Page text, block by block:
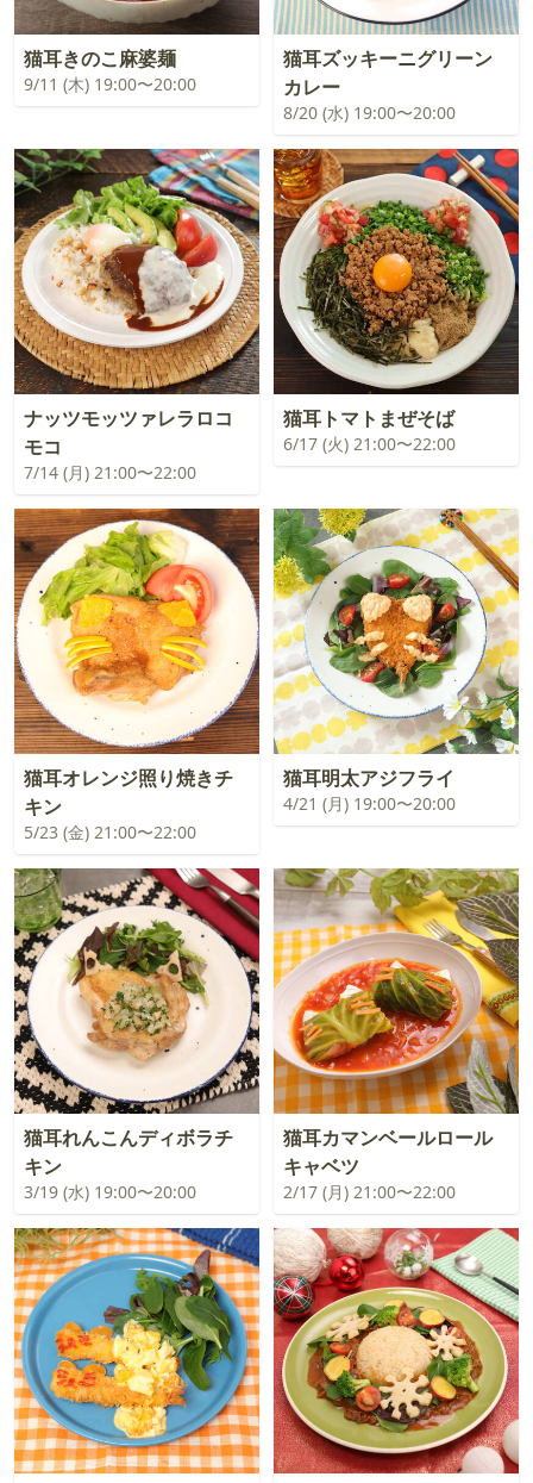
猫耳きのこ麻婆麺
9/11 (木) 19:00〜20:00
猫耳ズッキーニグリーン
カレー
8/20 (水) 19:00〜20:00
ナッツモッツァレラロコ
モコ
7/14 (月) 21:00〜22:00
猫耳トマトまぜそば
6/17 (火) 21:00〜22:00
猫耳オレンジ照り焼きチ
キン
5/23 (金) 21:00〜22:00
猫耳明太アジフライ
4/21 (月) 19:00〜20:00
猫耳れんこんディボラチ
キン
3/19 (水) 19:00〜20:00
猫耳カマンベールロール
キャベツ
2/17 (月) 21:00〜22:00